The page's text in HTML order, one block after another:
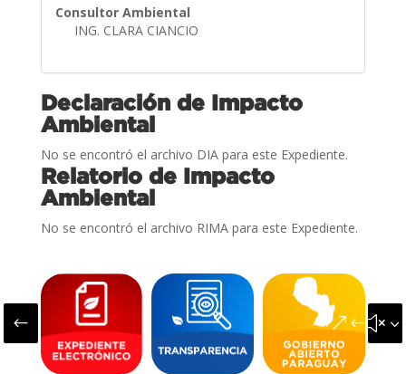
Consultor Ambiental
ING. CLARA CIANCIO
Declaración de Impacto
Ambiental
No se encontró el archivo DIA para este Expediente.
Relatorio de Impacto
Ambiental
No se encontró el archivo RIMA para este Expediente.
#